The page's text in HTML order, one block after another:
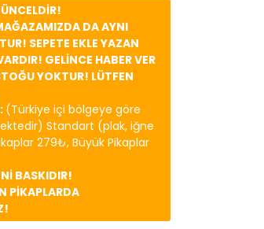
DA AYNI
SEPETE EKLE YAZAN
GELİNCE HABER VER
YOKTUR! LÜTFEN
(Türkiye içi bölgeye göre
Standart (plak, iğne
279₺, Büyük Pikaplar
BASKIDIR!
PİKAPLARDA